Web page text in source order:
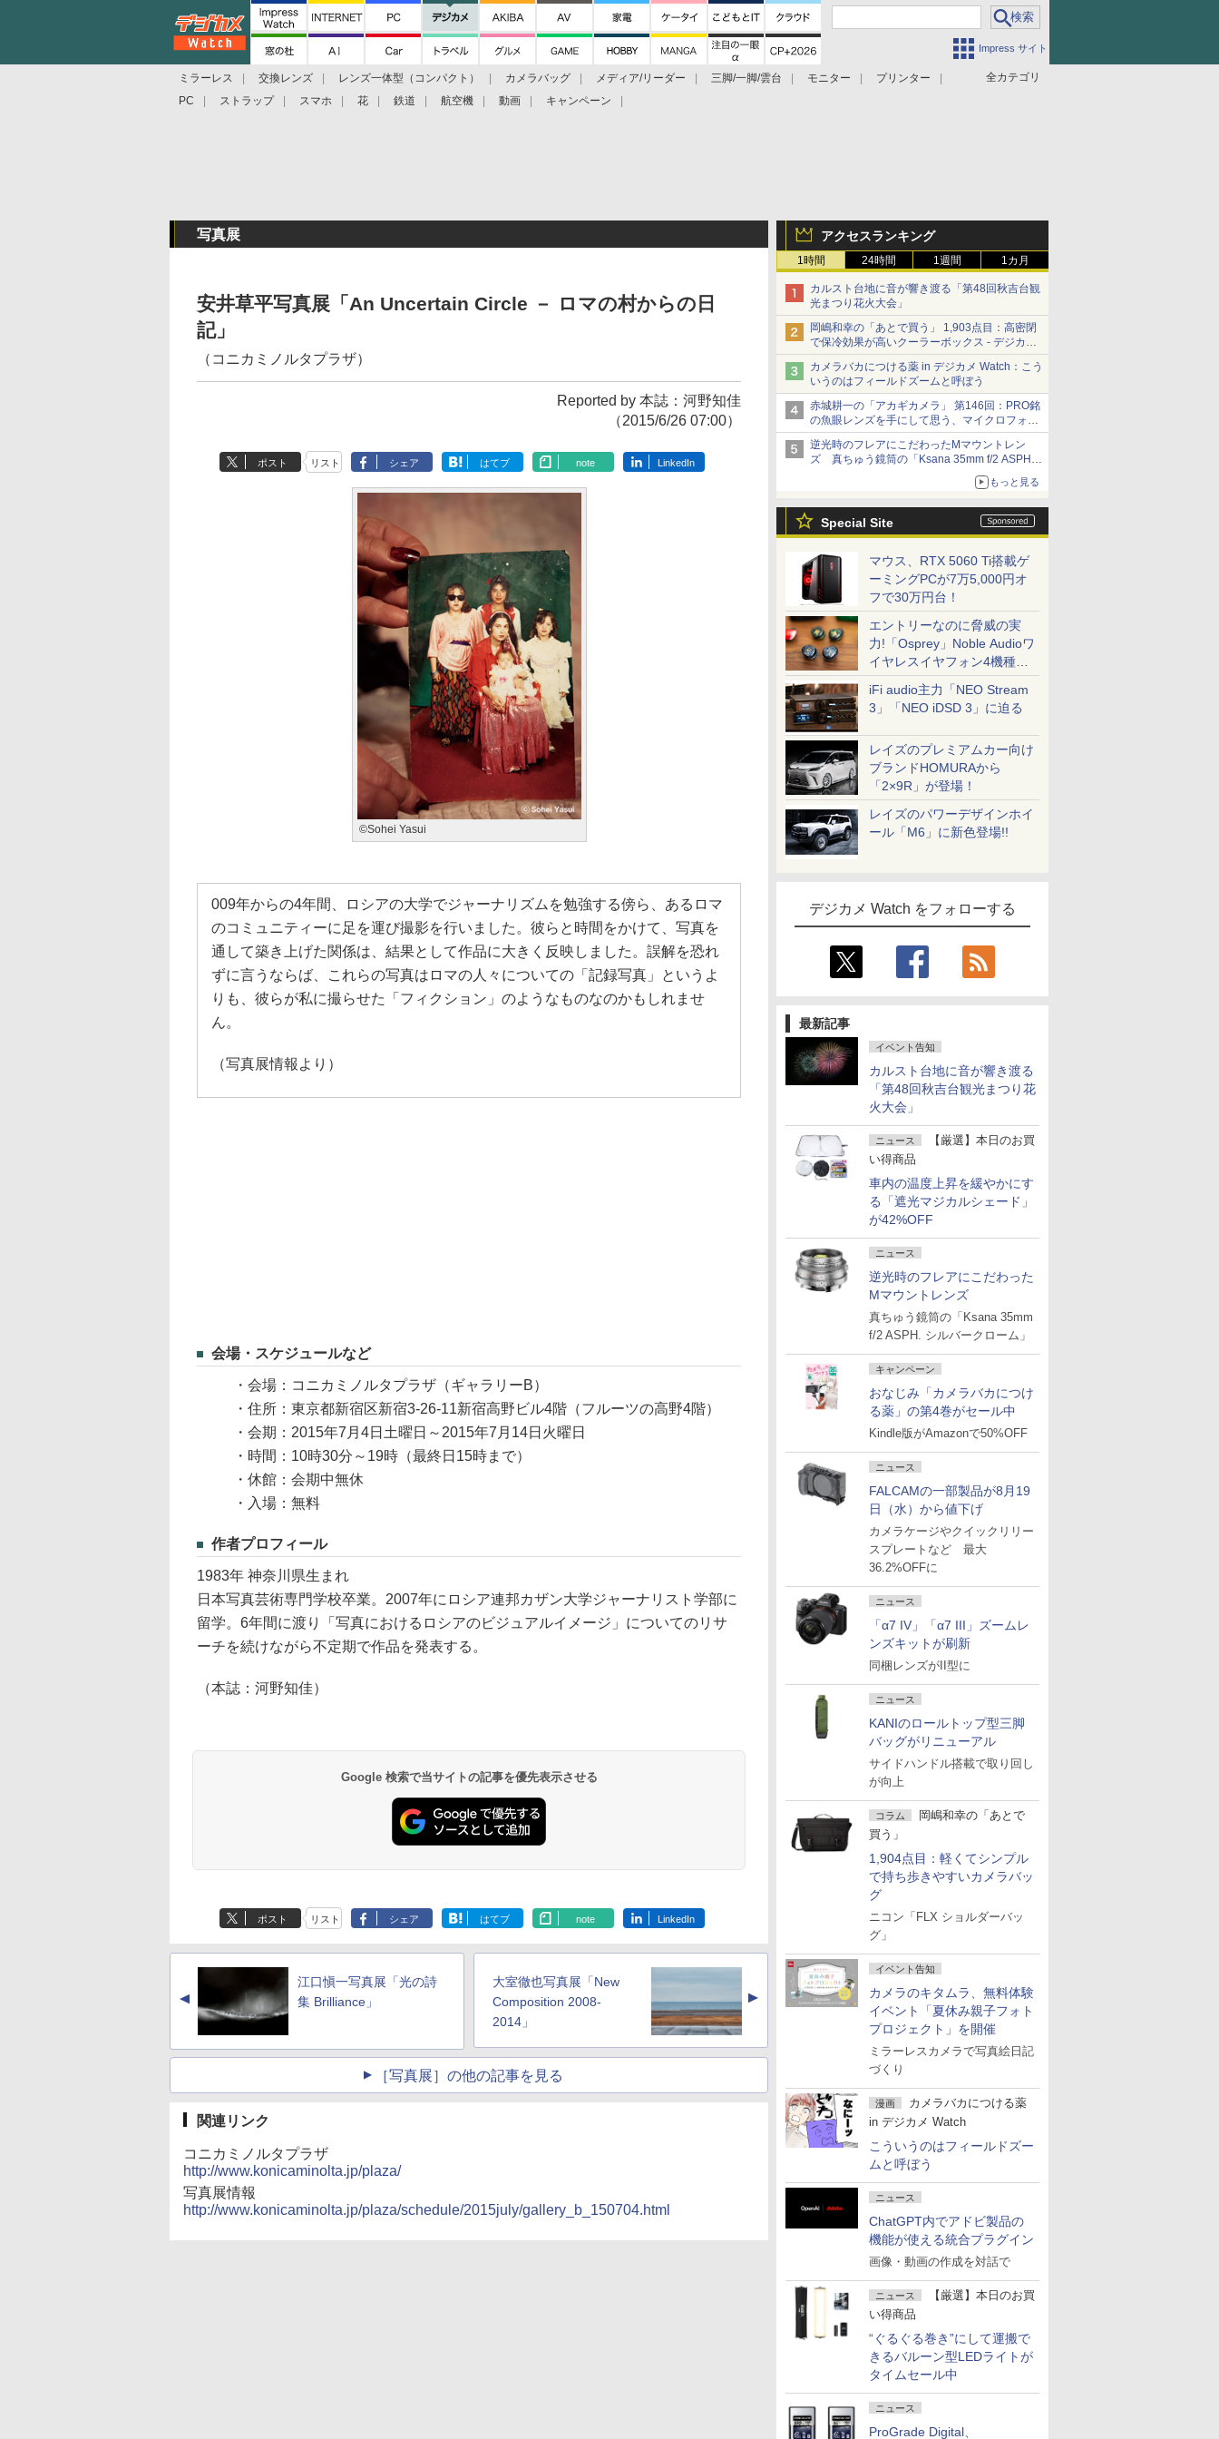
Impress サイト
全カテゴリ
ミラーレス 交換レンズ レンズ一体型（コンパクト） カメラバッグ メディア/リーダー 三脚/一脚/雲台 モニター
プリンター
PC
ストラップ スマホ 花 鉄道 航空機 動画 キャンペーン
アクセスランキング
1時間 24時間 1週間 1カ月
カルスト台地に音が響き渡る「第48回秋吉台観
光まつり花火大会」
岡嶋和幸の「あとで買う」 1,903点目：高密閉
で保冷効果が高いクーラーボックス - デジカメ
Watch
カメラバカにつける薬 in デジカメ Watch：こう
いうのはフィールドズームと呼ぼう
赤城耕一の「アカギカメラ」 第146回：PRO銘
の魚眼レンズを手にして思う、マイクロフォー
サーズへの期待と可能性
逆光時のフレアにこだわったMマウントレン
ズ 真ちゅう鏡筒の「Ksana 35mm f/2 ASPH.
もっと見る
Special Site
マウス、RTX 5060 Ti搭載ゲ
ーミングPCが7万5,000円オ
フで30万円台！
エントリーなのに脅威の実
力!「Osprey」Noble Audioワ
イヤレスイヤフォン4機種を
一気に聴く
iFi audio主力「NEO Stream
3」「NEO iDSD 3」に迫る
レイズのプレミアムカー向け
ブランドHOMURAから
「2×9R」が登場！
レイズのパワーデザインホイ
ール「M6」に新色登場!!
デジカメ Watch をフォローする
最新記事
イベント告知
カルスト台地に音が響き渡る
「第48回秋吉台観光まつり花
火大会」
ニュース
【厳選】本日のお買
い得商品
車内の温度上昇を緩やかにす
る「遮光マジカルシェード」
が42%OFF
ニュース
逆光時のフレアにこだわった
Mマウントレンズ
真ちゅう鏡筒の「Ksana 35mm
f/2 ASPH. シルバークローム」
キャンペーン
おなじみ「カメラバカにつけ
る薬」の第4巻がセール中
Kindle版がAmazonで50%OFF
ニュース
FALCAMの一部製品が8月19
日（水）から値下げ
カメラケージやクイックリリー
スプレートなど 最大
36.2%OFFに
ニュース
「α7 IV」「α7 III」ズームレ
ンズキットが刷新
同梱レンズがII型に
ニュース
KANIのロールトップ型三脚
バッグがリニューアル
サイドハンドル搭載で取り回し
が向上
コラム
岡嶋和幸の「あとで
買う」
1,904点目：軽くてシンプル
で持ち歩きやすいカメラバッ
グ
ニコン「FLX ショルダーバッ
グ」
イベント告知
カメラのキタムラ、無料体験
イベント「夏休み親子フォト
プロジェクト」を開催
ミラーレスカメラで写真絵日記
づくり
漫画
カメラバカにつける薬
in デジカメ Watch
こういうのはフィールドズー
ムと呼ぼう
ニュース
ChatGPT内でアドビ製品の
機能が使える統合プラグイン
画像・動画の作成を対話で
ニュース
【厳選】本日のお買
い得商品
“ぐるぐる巻き”にして運搬で
きるバルーン型LEDライトが
タイムセール中
ニュース
ProGrade Digital、
写真展
安井草平写真展「An Uncertain Circle － ロマの村からの日
記」
（コニカミノルタプラザ）
Reported by 本誌：河野知佳
（2015/6/26 07:00）
ポスト リスト シェア はてブ note LinkedIn
©Sohei Yasui
009年からの4年間、ロシアの大学でジャーナリズムを勉強する傍ら、あるロマ
のコミュニティーに足を運び撮影を行いました。彼らと時間をかけて、写真を
通して築き上げた関係は、結果として作品に大きく反映しました。誤解を恐れ
ずに言うならば、これらの写真はロマの人々についての「記録写真」というよ
りも、彼らが私に撮らせた「フィクション」のようなものなのかもしれませ
ん。
（写真展情報より）
会場・スケジュールなど
・会場：コニカミノルタプラザ（ギャラリーB）
・住所：東京都新宿区新宿3-26-11新宿高野ビル4階（フルーツの高野4階）
・会期：2015年7月4日土曜日～2015年7月14日火曜日
・時間：10時30分～19時（最終日15時まで）
・休館：会期中無休
・入場：無料
作者プロフィール
1983年 神奈川県生まれ
日本写真芸術専門学校卒業。2007年にロシア連邦カザン大学ジャーナリスト学部に
留学。6年間に渡り「写真におけるロシアのビジュアルイメージ」についてのリサ
ーチを続けながら不定期で作品を発表する。
（本誌：河野知佳）
Google 検索で当サイトの記事を優先表示させる
ポスト リスト シェア はてブ note LinkedIn
▲
江口愼一写真展「光の詩
集 Brilliance」
大室徹也写真展「New
Composition 2008-
2014」
▲
［写真展］の他の記事を見る
関連リンク
コニカミノルタプラザ
http://www.konicaminolta.jp/plaza/
写真展情報
http://www.konicaminolta.jp/plaza/schedule/2015july/gallery_b_150704.html